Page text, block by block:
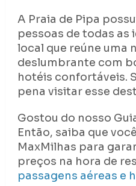
A Praia de Pipa
pessoas de todas as
local que reúne uma
deslumbrante com
hotéis confortáveis.
pena visitar esse
Gostou do nosso
Então, saiba que
MaxMilhas para
preços na hora de
passagens aéreas e